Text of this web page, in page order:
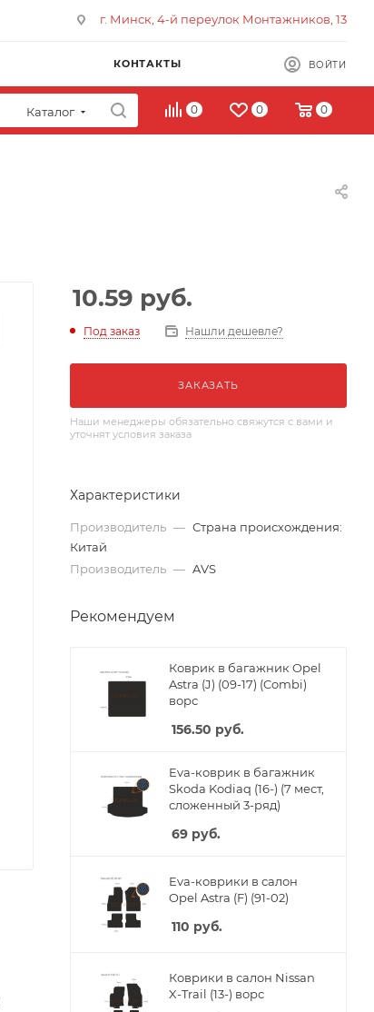
г. Минск, 4-й переулок Монтажников, 13
КОНТАКТЫ ВОЙТИ
Каталог 0 0 0
10.59 руб.
Под заказ Нашли дешевле?
ЗАКАЗАТЬ
Наши менеджеры обязательно свяжутся с вами и
уточнят условия заказа
Характеристики
Производитель — Страна происхождения:
Китай
Производитель — AVS
Рекомендуем
Коврик в багажник Opel
Astra (J) (09-17) (Combi)
ворс
156.50 руб.
Eva-коврик в багажник
Skoda Kodiaq (16-) (7 мест,
сложенный 3-ряд)
69 руб.
Eva-коврики в салон
Opel Astra (F) (91-02)
110 руб.
Коврики в салон Nissan
X-Trail (13-) ворс